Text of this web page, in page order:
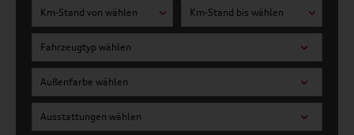
Km-Stand von wählen Km-Stand bis wählen
Fahrzeugtyp wählen
Außenfarbe wählen
Ausstattungen wählen